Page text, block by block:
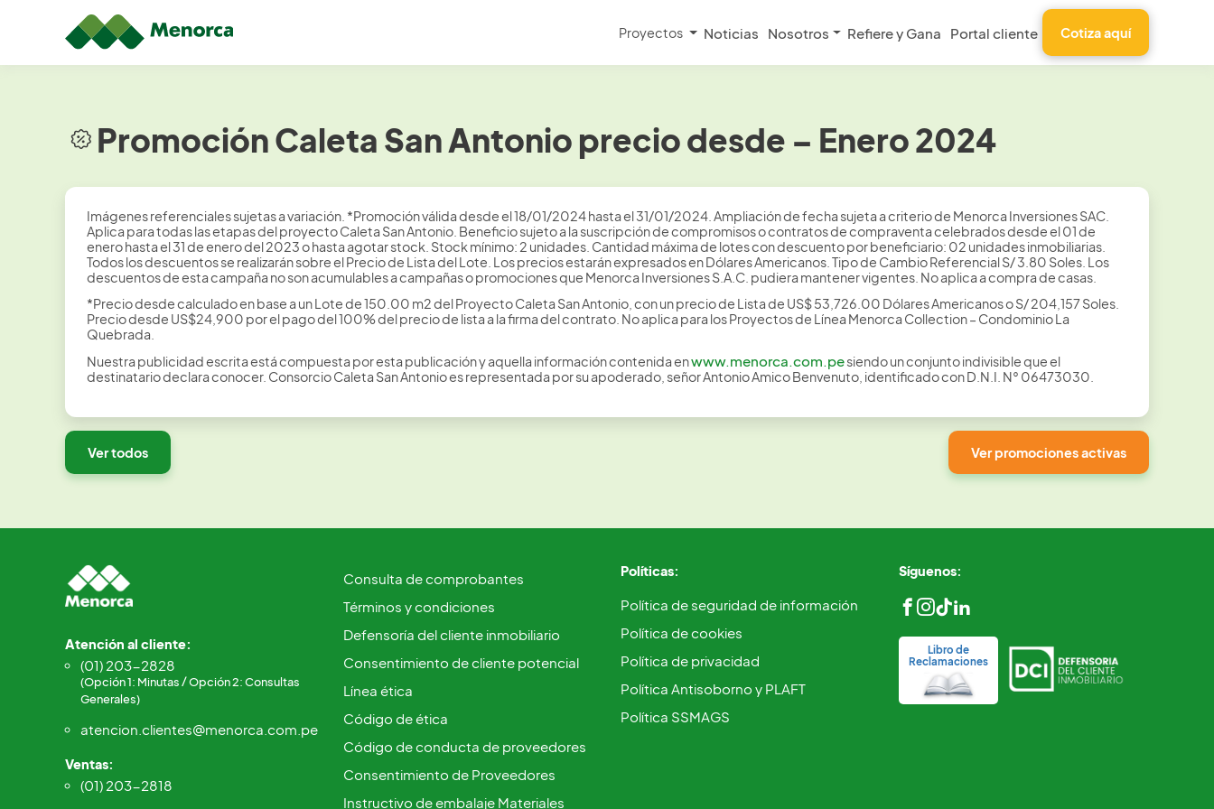
Proyectos Noticias Nosotros Refiere y Gana Portal cliente Cotiza aquí
Promoción Caleta San Antonio precio desde – Enero 2024
Imágenes referenciales sujetas a variación. *Promoción válida desde el 18/01/2024 hasta el 31/01/2024. Ampliación de fecha sujeta a criterio de Menorca Inversiones SAC.
Aplica para todas las etapas del proyecto Caleta San Antonio. Beneficio sujeto a la suscripción de compromisos o contratos de compraventa celebrados desde el 01 de
enero hasta el 31 de enero del 2023 o hasta agotar stock. Stock mínimo: 2 unidades. Cantidad máxima de lotes con descuento por beneficiario: 02 unidades inmobiliarias.
Todos los descuentos se realizarán sobre el Precio de Lista del Lote. Los precios estarán expresados en Dólares Americanos. Tipo de Cambio Referencial S/ 3.80 Soles. Los
descuentos de esta campaña no son acumulables a campañas o promociones que Menorca Inversiones S.A.C. pudiera mantener vigentes. No aplica a compra de casas.
*Precio desde calculado en base a un Lote de 150.00 m2 del Proyecto Caleta San Antonio, con un precio de Lista de US$ 53,726.00 Dólares Americanos o S/ 204,157 Soles.
Precio desde US$24,900 por el pago del 100% del precio de lista a la firma del contrato. No aplica para los Proyectos de Línea Menorca Collection – Condominio La
Quebrada.
Nuestra publicidad escrita está compuesta por esta publicación y aquella información contenida enwww.menorca.com.pesiendo un conjunto indivisible que el
destinatario declara conocer. Consorcio Caleta San Antonio es representada por su apoderado, señor Antonio Amico Benvenuto, identificado con D.N.I. N° 06473030.
Ver todos Ver promociones activas
Atención al cliente:
(01) 203-2828
(Opción 1: Minutas / Opción 2: Consultas
Generales)
atencion.clientes@menorca.com.pe
Ventas:
(01) 203-2818
Consulta de comprobantes
Términos y condiciones
Defensoría del cliente inmobiliario
Consentimiento de cliente potencial
Línea ética
Código de ética
Código de conducta de proveedores
Consentimiento de Proveedores
Instructivo de embalaje Materiales
Políticas:
Política de seguridad de información
Política de cookies
Política de privacidad
Política Antisoborno y PLAFT
Política SSMAGS
Síguenos:
Libro de
Reclamaciones